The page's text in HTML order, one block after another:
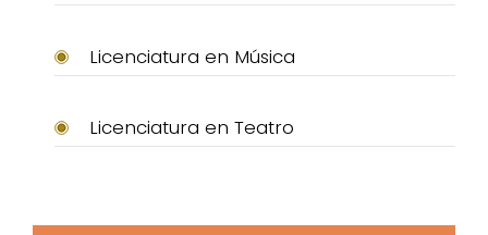
Licenciatura en Música
Licenciatura en Teatro